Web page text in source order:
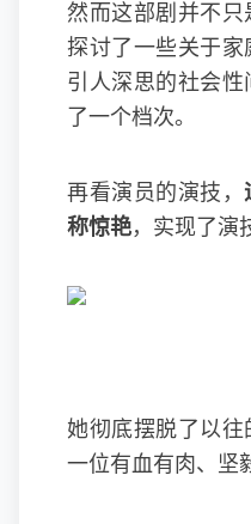
然而这部剧并不
探讨了一些关于
引人深思的社会
了一个档次。
再看演员的演技，
称惊艳，实现了演
她彻底摆脱了以
一位有血有肉、坚